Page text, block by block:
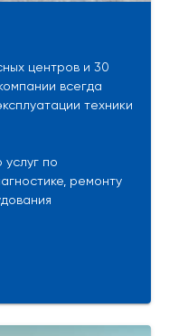
центров и 30
всегда
техники
по
ремонту